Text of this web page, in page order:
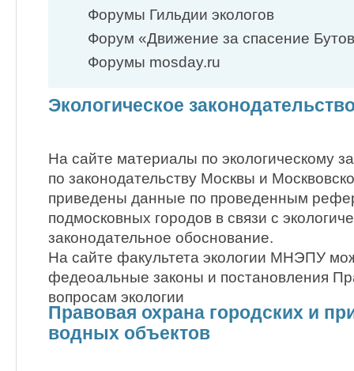
Форумы Гильдии экологов
Форум «Движение за спасение
Форумы mosday.ru
Экологическое
На сайте материалы по экологическому
по законодательству Москвы и
приведены данные по проведенным
подмосковных городов в связи с
законодательное обоснование.
На сайте факультета экологии МНЭПУ
федеоальные законы и постановления
вопросам экологии
Правовая охрана городских и
водных объектов